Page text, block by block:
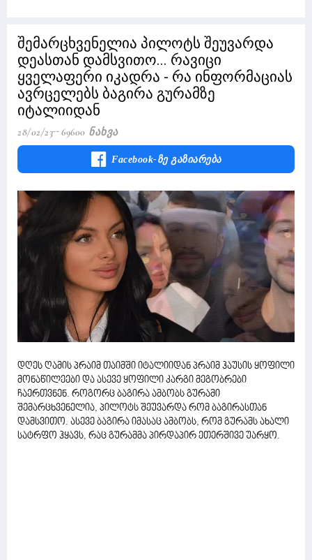
შემარცხვენელია პილოტს შეუვარდა
დეასთან დამსვითო... რავიცი
ყველაფერი იკადრა - რა ინფორმაციას
ავრცელებს ბაგირა გურამზე
იტალიიდან
28/02/23 69600 Ნახვა
Facebook-Ზე Გაზიარება
დღეს ღამის პრაიმ თაიმში იტალიიდან პრაიმ ჰაუსის ყოფილი
მონაწილეები და ასევე ყოფილი კარგი მეგობრები
ჩაერთვნენ. როგორც ბაგირა ამბობს გურამი
შემარცხვენელია, პილოტს შეუვარდა რომ ბაგირასთან
დამსვითო. ასევე ბაგირა იმასაც ამბობს, რომ გურამს ახალი
სატრფო ჰყავს, რაც გურამმა პირდაპირ ეთერშივე უარყო.